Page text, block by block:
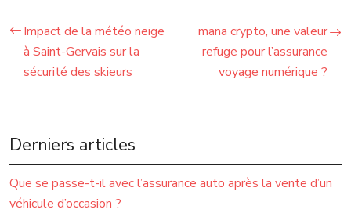
Impact de la météo neige
à Saint-Gervais sur la
sécurité des skieurs
mana crypto, une valeur
refuge pour l’assurance
voyage numérique ?
Derniers articles
Que se passe-t-il avec l’assurance auto après la vente d’un
véhicule d’occasion ?